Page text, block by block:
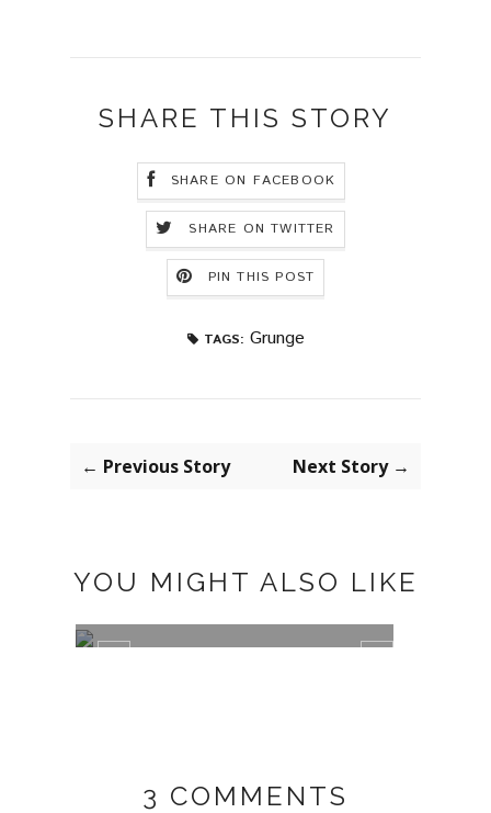
SHARE THIS STORY
SHARE ON FACEBOOK
SHARE ON TWITTER
PIN THIS POST
TAGS: Grunge
← Previous Story Next Story →
YOU MIGHT ALSO LIKE
3 COMMENTS